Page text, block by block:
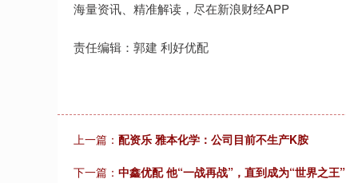
海量资讯、精准解读，尽在新浪财经APP
责任编辑：郭建 利好优配
上一篇： 配资乐 雅本化学：公司目前不生产K胺
下一篇： 中鑫优配 他“一战再战”，直到成为“世界之王”